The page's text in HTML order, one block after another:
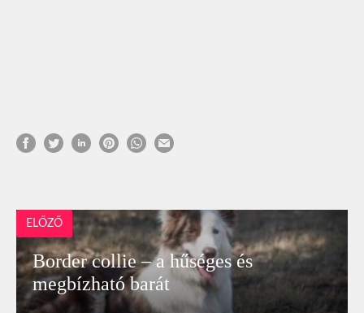
ELŐZŐ
Border collie – a hűséges és
megbízható barát